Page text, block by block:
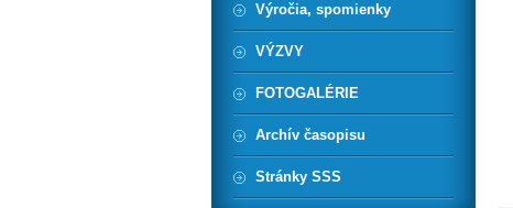
Výročia, spomienky
VÝZVY
FOTOGALÉRIE
Archív časopisu
Stránky SSS